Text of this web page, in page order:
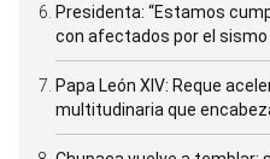
Presidenta: “Estamos
con afectados por el sismo
Papa León XIV: Reque
multitudinaria que